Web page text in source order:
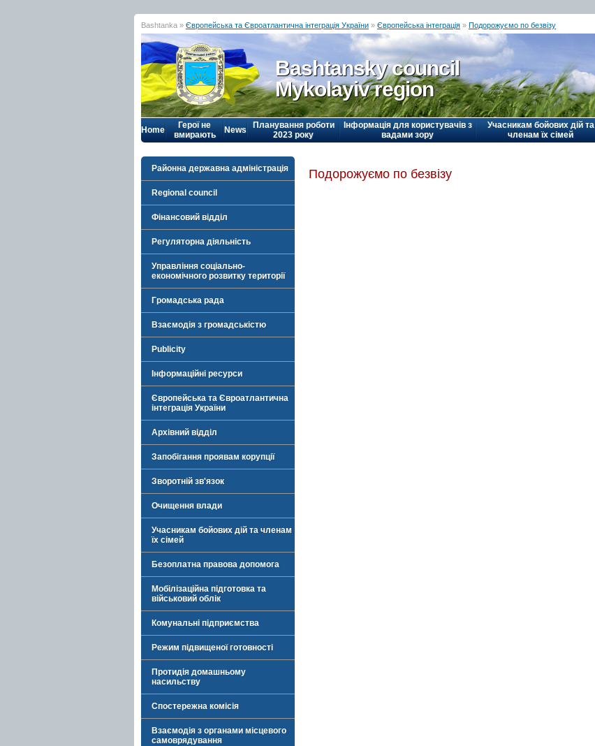
Bashtanka » Європейська та Євроатлантична інтеграція України » Європейська інтеграція » Подорожуємо по безвізу
Bashtansky council
Mykolayiv region
Home
Герої не
вмирають
News
Планування роботи
2023 року
Інформація для користувачів з
вадами зору
Учасникам бойових дій та
членам їх сімей
Районна державна адміністрація
Regional council
Фінансовий відділ
Регуляторна діяльність
Управління соціально-
економічного розвитку території
Громадська рада
Взаємодія з громадськістю
Publicity
Інформаційні ресурси
Європейська та Євроатлантична
інтеграція України
Архівний відділ
Запобігання проявам корупції
Зворотній зв'язок
Очищення влади
Учасникам бойових дій та членам
їх сімей
Безоплатна правова допомога
Мобілізаційна підготовка та
військовий облік
Комунальні підприємства
Режим підвищеної готовності
Протидія домашньому
насильству
Спостережна комісія
Взаємодія з органами місцевого
самоврядування
Подорожуємо по безвізу